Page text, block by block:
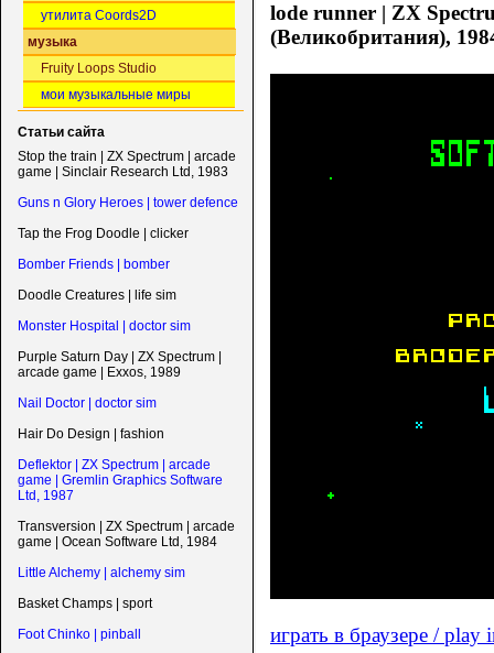
утилита Coords2D
музыка
Fruity Loops Studio
мои музыкальные миры
Статьи сайта
Stop the train | ZX Spectrum | arcade
game | Sinclair Research Ltd, 1983
Guns n Glory Heroes | tower defence
Tap the Frog Doodle | clicker
Bomber Friends | bomber
Doodle Creatures | life sim
Monster Hospital | doctor sim
Purple Saturn Day | ZX Spectrum |
arcade game | Exxos, 1989
Nail Doctor | doctor sim
Hair Do Design | fashion
Deflektor | ZX Spectrum | arcade
game | Gremlin Graphics Software
Ltd, 1987
Transversion | ZX Spectrum | arcade
game | Ocean Software Ltd, 1984
Little Alchemy | alchemy sim
Basket Champs | sport
Foot Chinko | pinball
lode runner | ZX
(Великобритания),
играть в браузере / play